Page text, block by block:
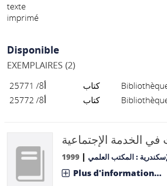
texte
imprimé
Disponible
EXEMPLAIRES (2)
أ8/ 25771 كتاب
أ8/ 25772
كتاب
الخدمة الإجتماعية
: المكتب العلمي |
1999
Plus d'information...